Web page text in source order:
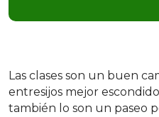
Las clases son un buen
entresijos mejor
también lo son un paseo